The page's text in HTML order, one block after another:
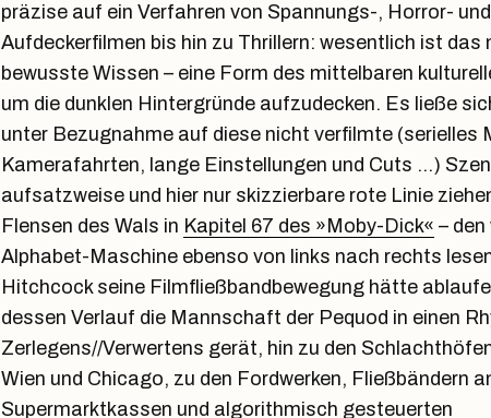
präzise auf ein Verfahren von Spannungs-, Horror- und
Aufdeckerfilmen bis hin zu Thrillern: wesentlich ist das
bewusste Wissen – eine Form des mittelbaren
um die dunklen Hintergründe aufzudecken. Es ließe
unter Bezugnahme auf diese nicht verfilmte (serielles
Kamerafahrten, lange Einstellungen und Cuts …)
aufsatzweise und hier nur skizzierbare rote Linie
Flensen des Wals in Kapitel 67 des »Moby-Dick« – den
Alphabet-Maschine ebenso von links nach rechts
Hitchcock seine Filmfließbandbewegung hätte
dessen Verlauf die Mannschaft der Pequod in einen
Zerlegens//Verwertens gerät, hin zu den
Wien und Chicago, zu den Fordwerken, Fließbändern
Supermarktkassen und algorithmisch gesteuerten